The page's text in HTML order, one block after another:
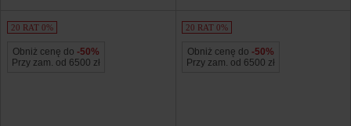
20 RAT 0%
Obniż cenę do -50%
Przy zam. od 6500 zł
20 RAT 0%
Obniż cenę do -50%
Przy zam. od 6500 zł